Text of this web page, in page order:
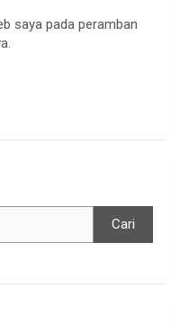
saya pada peramban
Cari